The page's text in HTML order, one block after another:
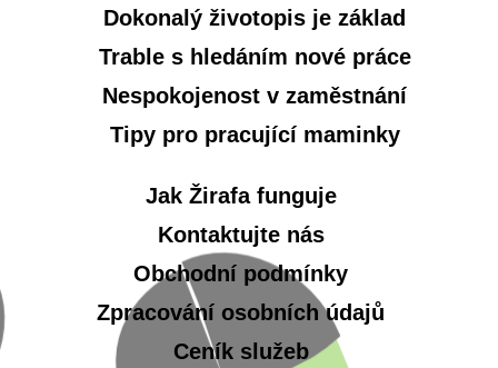
Dokonalý životopis je základ
Trable s hledáním nové práce
Nespokojenost v zaměstnání
Tipy pro pracující maminky
Jak Žirafa funguje
Kontaktujte nás
Obchodní podmínky
Zpracování osobních údajů
Ceník služeb